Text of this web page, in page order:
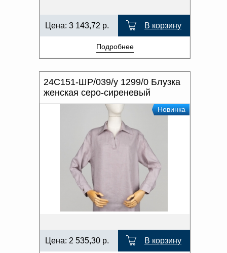
Цена: 3 143,72 р. В корзину
Подробнее
24С151-ШР/039/у 1299/0 Блузка
женская серо-сиреневый
Новинка
Цена: 2 535,30 р. В корзину